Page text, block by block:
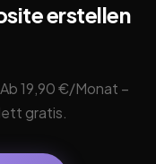
erstellen
19,90 €/Monat –
gratis.